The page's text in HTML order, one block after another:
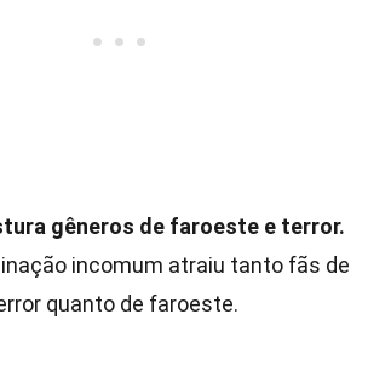
gêneros de faroeste e terror.
incomum atraiu tanto fãs de
quanto de faroeste.